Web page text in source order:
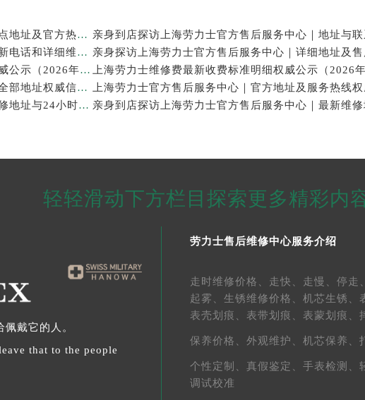
亲身探访上海劳力士官方售后服务中心｜网点地址及官方热线（2026年7月最新）
亲身探访上海劳力士官方售后服务中心｜最新电话和详细维修地址（2026年7月最新）
上海劳力士表修理售后专业维修保养服务权威公示（2026年7月最新）
上海劳力士官方售后服务中心｜服务电话及全部地址权威信息公示（2026年7月最新）
亲身探访上海劳力士官方售后服务中心｜维修地址与24小时服务电话（2026年7月最新）
轻轻滑动下方栏目探索更多精彩内
戴它的人。
that to the people
劳力士售后维修中心服务介绍
走时维修价格、 走快、 走慢、 停走、
起雾、 生锈维修价格、 机芯生锈、
表壳划痕、 表带划痕、 表蒙划痕、
保养价格、 外观维护、 机芯保养、
个性定制、 真假鉴定、 手表检测、
调试校准